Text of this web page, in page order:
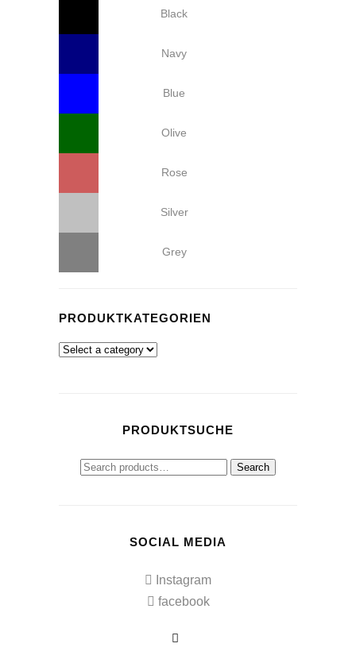
Black
Navy
Blue
Olive
Rose
Silver
Grey
PRODUKTKATEGORIEN
PRODUKTSUCHE
Search
Search
SOCIAL MEDIA
Instagram
facebook